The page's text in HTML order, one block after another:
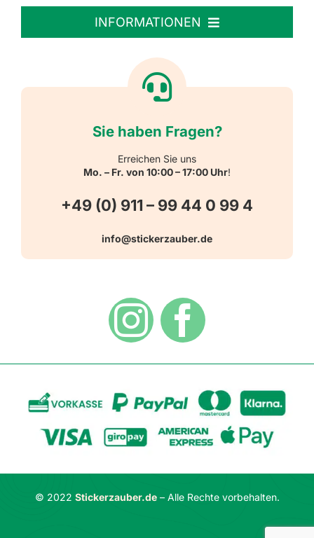
Personalisierte Aufkleber
Reflektierende Aufkleber
Warn-, Gebots-, Verbots- und
Hinweisaufkleber
INFORMATIONEN
Versandarten
Widerrufsbelehrung
AGB
Datenschutzerklärung
Sie haben Fragen?
Erreichen Sie uns
Mo. – Fr. von 10:00 – 17:00 Uhr!
+49 (0) 911 – 99 44 0 99 4
info@stickerzauber.de
© 2022 Stickerzauber.de– Alle Rechte vorbehalten.